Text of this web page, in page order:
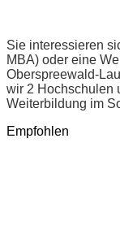
Sie interessieren
MBA) oder eine
Oberspreewald-
wir 2 Hochschulen
Weiterbildung im
Empfohlen